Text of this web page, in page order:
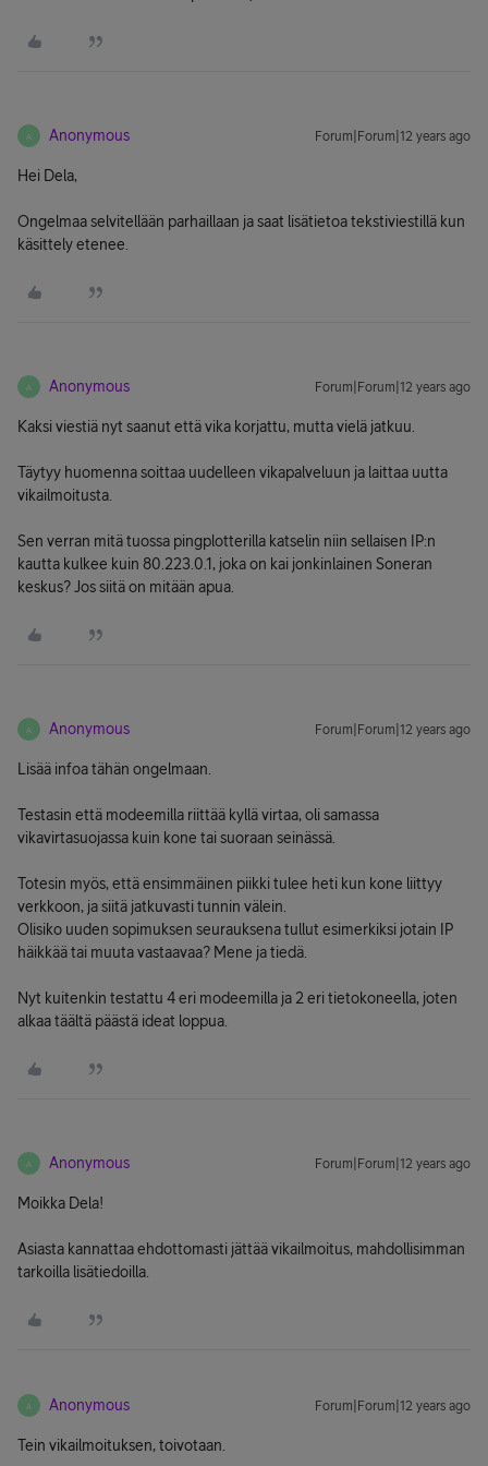
A Anonymous Forum|Forum|12 years ago
Hei Dela,
Ongelmaa selvitellään parhaillaan ja saat lisätietoa tekstiviestillä kun
käsittely etenee.
A Anonymous Forum|Forum|12 years ago
Kaksi viestiä nyt saanut että vika korjattu, mutta vielä jatkuu.
Täytyy huomenna soittaa uudelleen vikapalveluun ja laittaa uutta
vikailmoitusta.
Sen verran mitä tuossa pingplotterilla katselin niin sellaisen IP:n
kautta kulkee kuin 80.223.0.1, joka on kai jonkinlainen Soneran
keskus? Jos siitä on mitään apua.
A Anonymous Forum|Forum|12 years ago
Lisää infoa tähän ongelmaan.
Testasin että modeemilla riittää kyllä virtaa, oli samassa
vikavirtasuojassa kuin kone tai suoraan seinässä.
Totesin myös, että ensimmäinen piikki tulee heti kun kone liittyy
verkkoon, ja siitä jatkuvasti tunnin välein.
Olisiko uuden sopimuksen seurauksena tullut esimerkiksi jotain IP
häikkää tai muuta vastaavaa? Mene ja tiedä.
Nyt kuitenkin testattu 4 eri modeemilla ja 2 eri tietokoneella, joten
alkaa täältä päästä ideat loppua.
A Anonymous Forum|Forum|12 years ago
Moikka Dela!
Asiasta kannattaa ehdottomasti jättää vikailmoitus, mahdollisimman
tarkoilla lisätiedoilla.
A Anonymous Forum|Forum|12 years ago
Tein vikailmoituksen, toivotaan.